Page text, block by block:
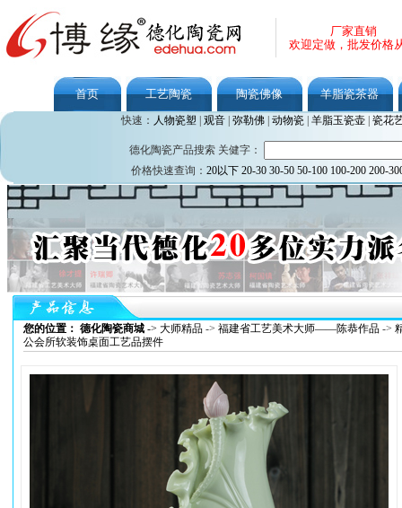
厂家直销
欢迎定做，批发价格
首页 工艺陶瓷 陶瓷佛像 羊脂瓷茶器
快速： 人物瓷塑 观音| 弥勒佛| 动物瓷| 羊脂玉瓷壶| 瓷花
德化陶瓷产品搜索 关健字：
价格快速查询： 20以下 20-30 30-50 50-100 100-200 200-
您的位置： 德化陶瓷商城 -> 大师精品 -> 福建省工艺美术大师——陈恭作品 ->
公会所软装饰桌面工艺品摆件